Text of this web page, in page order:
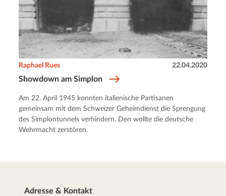
Showdown am Simplon
Raphael Rues 22.04.2020
Am 22. April 1945 konnten italienische Partisanen
gemeinsam mit dem Schweizer Geheimdienst die Sprengung
des Simplontunnels verhindern. Den wollte die deutsche
Wehrmacht zerstören.
Adresse & Kontakt